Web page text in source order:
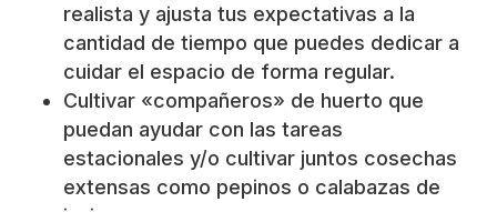
realista y ajusta tus expectativas a la
cantidad de tiempo que puedes dedicar a
cuidar el espacio de forma regular.
Cultivar «compañeros» de huerto que
puedan ayudar con las tareas
estacionales y/o cultivar juntos cosechas
extensas como pepinos o calabazas de